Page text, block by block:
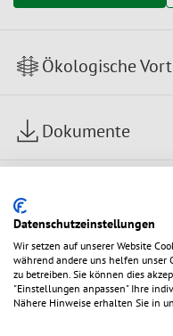
Ökologische
Dokumente
Datenschutzeinstellungen
Wir setzen auf unserer Website
während andere uns helfen unser
zu betreiben. Sie können dies
"Einstellungen anpassen" Ihre
Nähere Hinweise erhalten Sie in